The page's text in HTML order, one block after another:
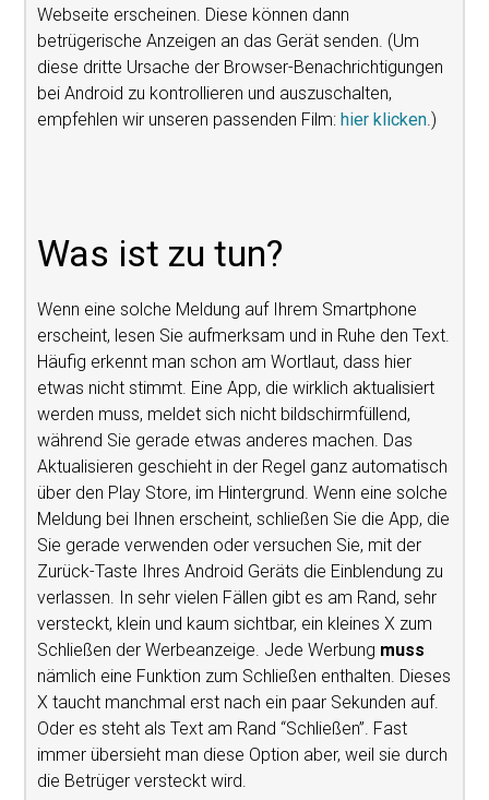
Webseite erscheinen. Diese können dann
betrügerische Anzeigen an das Gerät senden. (Um
diese dritte Ursache der Browser-Benachrichtigungen
bei Android zu kontrollieren und auszuschalten,
empfehlen wir unseren passenden Film: hier klicken.)
Was ist zu tun?
Wenn eine solche Meldung auf Ihrem Smartphone
erscheint, lesen Sie aufmerksam und in Ruhe den Text.
Häufig erkennt man schon am Wortlaut, dass hier
etwas nicht stimmt. Eine App, die wirklich aktualisiert
werden muss, meldet sich nicht bildschirmfüllend,
während Sie gerade etwas anderes machen. Das
Aktualisieren geschieht in der Regel ganz automatisch
über den Play Store, im Hintergrund. Wenn eine solche
Meldung bei Ihnen erscheint, schließen Sie die App, die
Sie gerade verwenden oder versuchen Sie, mit der
Zurück-Taste Ihres Android Geräts die Einblendung zu
verlassen. In sehr vielen Fällen gibt es am Rand, sehr
versteckt, klein und kaum sichtbar, ein kleines X zum
Schließen der Werbeanzeige. Jede Werbung muss
nämlich eine Funktion zum Schließen enthalten. Dieses
X taucht manchmal erst nach ein paar Sekunden auf.
Oder es steht als Text am Rand “Schließen”. Fast
immer übersieht man diese Option aber, weil sie durch
die Betrüger versteckt wird.